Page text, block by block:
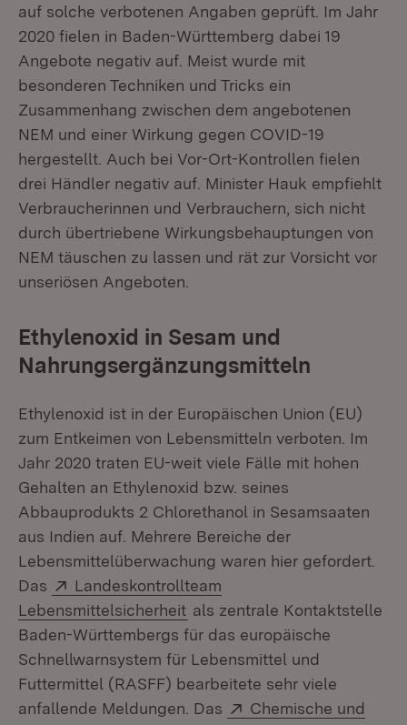
auf solche verbotenen Angaben geprüft. Im Jahr
2020 fielen in Baden-Württemberg dabei 19
Angebote negativ auf. Meist wurde mit
besonderen Techniken und Tricks ein
Zusammenhang zwischen dem angebotenen
NEM und einer Wirkung gegen COVID-19
hergestellt. Auch bei Vor-Ort-Kontrollen fielen
drei Händler negativ auf. Minister Hauk empfiehlt
Verbraucherinnen und Verbrauchern, sich nicht
durch übertriebene Wirkungsbehauptungen von
NEM täuschen zu lassen und rät zur Vorsicht vor
unseriösen Angeboten.
Ethylenoxid in Sesam und
Nahrungsergänzungsmitteln
Ethylenoxid ist in der Europäischen Union (EU)
zum Entkeimen von Lebensmitteln verboten. Im
Jahr 2020 traten EU-weit viele Fälle mit hohen
Gehalten an Ethylenoxid bzw. seines
Abbauprodukts 2 Chlorethanol in Sesamsaaten
aus Indien auf. Mehrere Bereiche der
Lebensmittelüberwachung waren hier gefordert.
Das
Extern:
Landeskontrollteam
Lebensmittelsicherheit (Öffnet in neuem Fenster)
als zentrale Kontaktstelle
Baden-Württembergs für das europäische
Schnellwarnsystem für Lebensmittel und
Futtermittel (RASFF) bearbeitete sehr viele
anfallende Meldungen. Das
Extern:
Chemische und